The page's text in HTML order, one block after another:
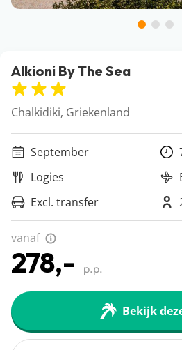
Alkioni By The Sea
Chalkidiki, Griekenland
September
Logies
Excl. transfer
vanaf
278,- p.p.
Bekijk